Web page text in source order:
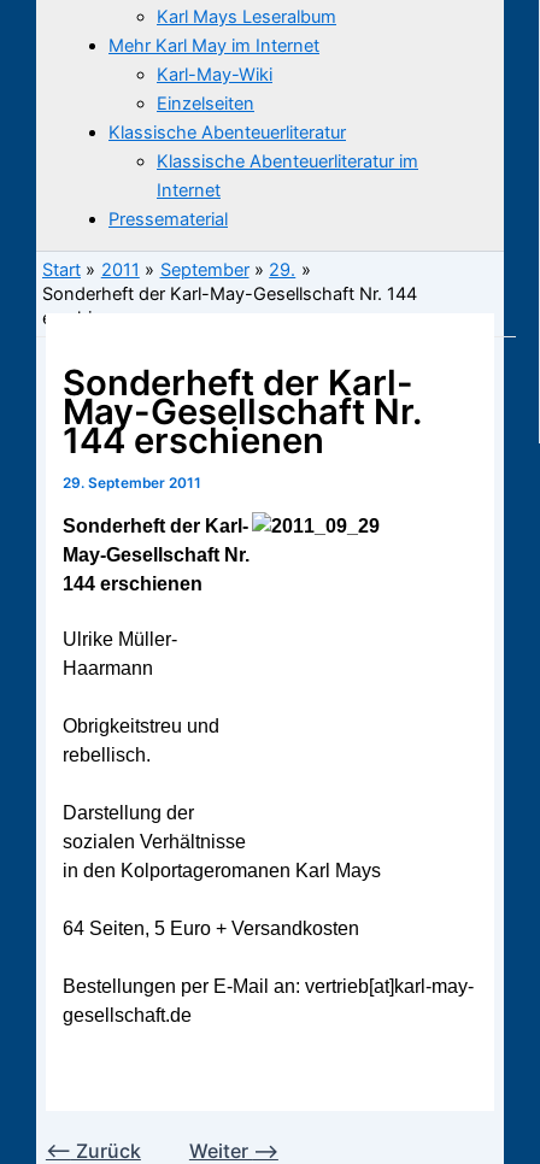
Karl Mays Leseralbum
Mehr Karl May im Internet
Karl-May-Wiki
Einzelseiten
Klassische Abenteuerliteratur
Klassische Abenteuerliteratur im
Internet
Pressematerial
Start 2011 September
29.
Sonderheft der Karl-May-Gesellschaft Nr. 144
erschienen
Sonderheft der Karl-
May-Gesellschaft Nr.
144 erschienen
29. September 2011
Sonderheft der Karl-
May-Gesellschaft Nr.
144 erschienen
Ulrike Müller-
Haarmann
Obrigkeitstreu und
rebellisch.
Darstellung der
sozialen Verhältnisse
in den Kolportageromanen Karl Mays
64 Seiten, 5 Euro + Versandkosten
Bestellungen per E-Mail an: vertrieb[at]karl-may-
gesellschaft.de
⟵ Zurück Weiter ⟶